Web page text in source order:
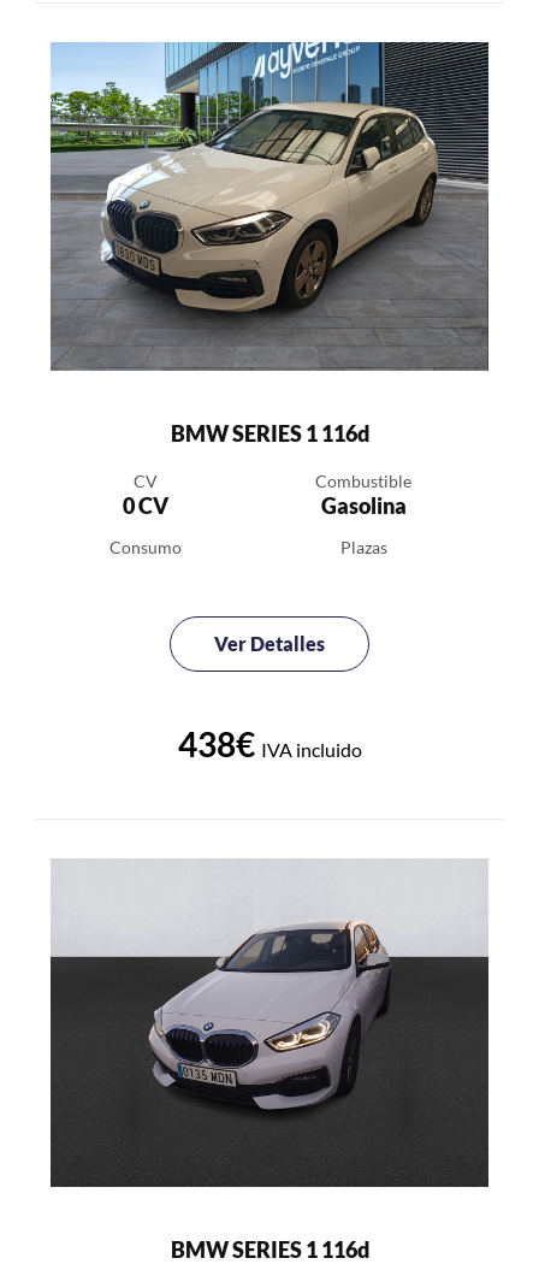
BMW SERIES 1 116d
CV
0 CV
Combustible
Gasolina
Consumo Plazas
Ver Detalles
438€ IVA incluido
BMW SERIES 1 116d